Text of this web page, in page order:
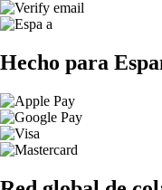
Hecho para